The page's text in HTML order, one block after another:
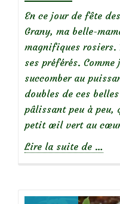
En ce jour de fête
Grany, ma belle-
magnifiques rosiers.
ses préférés.
succomber au
doubles de ces
pâlissant peu à peu,
petit œil vert au
Lire la suite de à
…